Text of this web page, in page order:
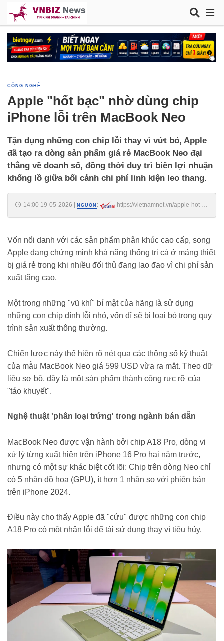
CÔNG NGHỆ
Apple "hốt bạc" nhờ dùng chip
iPhone lỗi trên MacBook Neo
Tận dụng những con chip lỗi thay vì vứt bỏ, Apple
đã tạo ra dòng sản phẩm giá rẻ MacBook Neo đại
thắng về doanh số, đồng thời duy trì biên lợi nhuận
khổng lồ giữa bối cảnh chi phí linh kiện leo thang.
14:00 19-05-2026 NGUỒN :
https://vietnamnet.vn/apple-hot-
Vốn nổi danh với các sản phẩm phân khúc cao cấp, song
Apple đang chứng minh khả năng thống trị cả ở mảng thiết
bị giá rẻ trong khi nhiều đối thủ đang lao đao vì chi phí sản
xuất tăng cao.
Một trong những "vũ khí" bí mật của hãng là sử dụng
những con chip dính lỗi nhỏ, vốn dĩ sẽ bị loại bỏ trong quy
trình sản xuất thông thường.
Chiến lược này thể hiện rõ nét qua các thông số kỹ thuật
của mẫu MacBook Neo giá 599 USD vừa ra mắt. Theo dữ
liệu sơ bộ, đây là một sản phẩm thành công rực rỡ của
"táo khuyết".
Nghệ thuật 'phân loại trứng' trong ngành bán dẫn
MacBook Neo được vận hành bởi chip A18 Pro, dòng vi
xử lý từng xuất hiện trên iPhone 16 Pro hai năm trước,
nhưng có một sự khác biệt cốt lõi: Chip trên dòng Neo chỉ
có 5 nhân đồ họa (GPU), ít hơn 1 nhân so với phiên bản
trên iPhone 2024.
Điều này cho thấy Apple đã "cứu" được những con chip
A18 Pro có một nhân lỗi để tái sử dụng thay vì tiêu hủy.